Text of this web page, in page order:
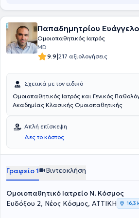
Απευθύνεται σε ασθενείς κάθε ηλικίας, από
μέχρι τους υπερήλικες, καθώς και σε άτομα
ειδικές καταστάσεις, όπως εγκυμοσύνη,
καταστάσεις. Τα ομοιοπαθητικά φάρμακα
οργανισμού είτε πρόκειται για ασθένειες
Παπαδημητρίου
Ομοιοπαθητικός Ιατρός
MD
9.9|217 αξιολογήσεις
Σχετικά με τον ειδικό
Ομοιοπαθητικός Ιατρός και Γενικός
Ακαδημίας Κλασικής Ομοιοπαθητικής
Απλή επίσκεψη
Δες το κόστος
Γραφείο 1 Βιντεοκλήση
Ομοιοπαθητικό Ιατρείο Ν. Κόσμος
Ευδόξου 2, Νέος Κόσμος, ΑΤΤΙΚΗ
16,3